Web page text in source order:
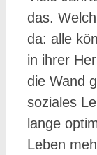
das.
da: alle
in ihrer
die Wand
soziales
lange
Leben